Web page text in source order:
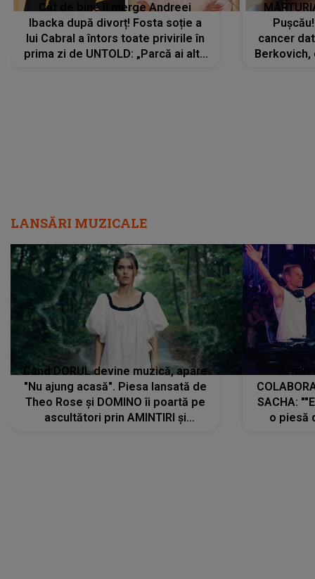
Cât de bine îi merge Andreei
Ibacka după divorț! Fosta soție a
lui Cabral a întors toate privirile în
prima zi de UNTOLD: „Parcă ai altă
cancer
Berkovich,
LANSĂRI MUZICALE
Când DORUL devine muzică, apare
"Nu ajung acasă". Piesa lansată de
Theo Rose și DOMINO îi poartă pe
ascultători prin AMINTIRI și
SACHA:
o piesă